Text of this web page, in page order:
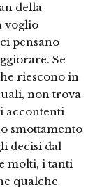
della
voglio
pensano
Se
riescono in
non trova
accontenti
smottamento
decisi dal
molti, i tanti
qualche